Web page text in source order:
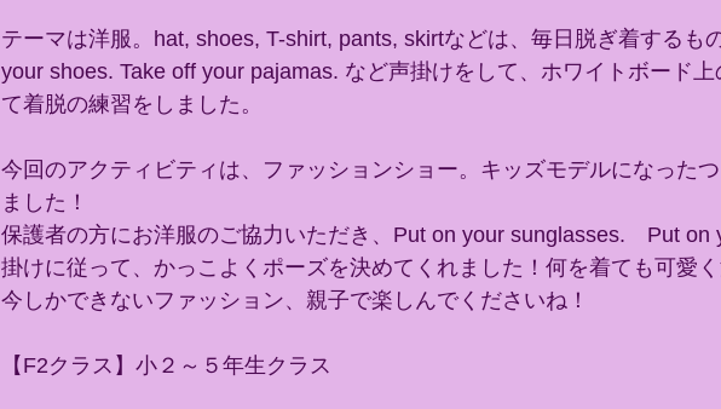
テーマは洋服。hat, shoes, T-shirt, pants, skirtなどは、毎日脱ぎ着するも
your shoes. Take off your pajamas. など声掛けをして、ホワイトボード
て着脱の練習をしました。
今回のアクティビティは、ファッションショー。キッズモデルになった
ました！
保護者の方にお洋服のご協力いただき、Put on your sunglasses.　Put on
掛けに従って、かっこよくポーズを決めてくれました！何を着ても可愛く
今しかできないファッション、親子で楽しんでくださいね！
【F2クラス】小２～５年生クラス